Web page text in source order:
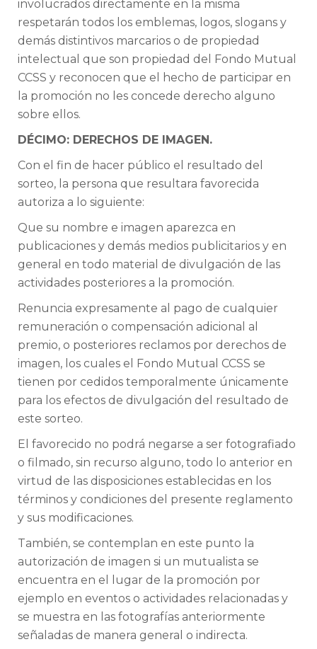
involucrados directamente en la misma
respetarán todos los emblemas, logos, slogans y
demás distintivos marcarios o de propiedad
intelectual que son propiedad del Fondo Mutual
CCSS y reconocen que el hecho de participar en
la promoción no les concede derecho alguno
sobre ellos.
DÉCIMO: DERECHOS DE IMAGEN.
Con el fin de hacer público el resultado del
sorteo, la persona que resultara favorecida
autoriza a lo siguiente:
Que su nombre e imagen aparezca en
publicaciones y demás medios publicitarios y en
general en todo material de divulgación de las
actividades posteriores a la promoción.
Renuncia expresamente al pago de cualquier
remuneración o compensación adicional al
premio, o posteriores reclamos por derechos de
imagen, los cuales el Fondo Mutual CCSS se
tienen por cedidos temporalmente únicamente
para los efectos de divulgación del resultado de
este sorteo.
El favorecido no podrá negarse a ser fotografiado
o filmado, sin recurso alguno, todo lo anterior en
virtud de las disposiciones establecidas en los
términos y condiciones del presente reglamento
y sus modificaciones.
También, se contemplan en este punto la
autorización de imagen si un mutualista se
encuentra en el lugar de la promoción por
ejemplo en eventos o actividades relacionadas y
se muestra en las fotografías anteriormente
señaladas de manera general o indirecta.